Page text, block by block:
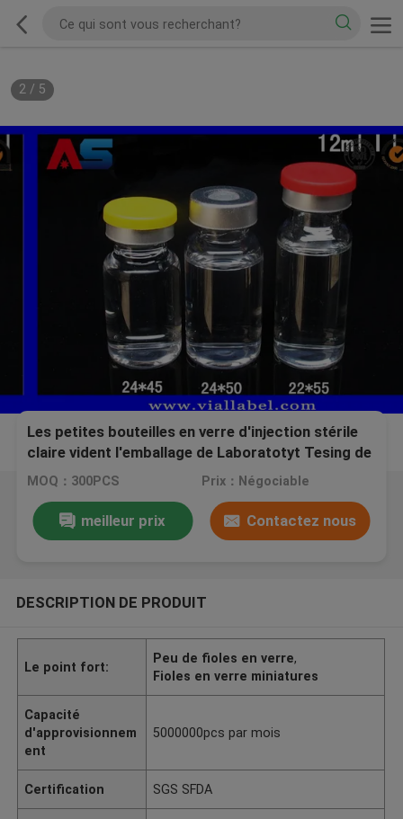
2/ 5
Les petites bouteilles en verre d'injection stérile
claire vident l'emballage de Laboratotyt Tesing de
bouteilles en verre pour la solution d'huile
MOQ：300PCS Prix：Négociable
meilleur prix Contactez nous
DESCRIPTION DE PRODUIT
Le point fort:
Peu de fioles en verre,
Fioles en verre miniatures
Capacité
d'approvisionnem
ent
5000000pcs par mois
Certification SGS SFDA